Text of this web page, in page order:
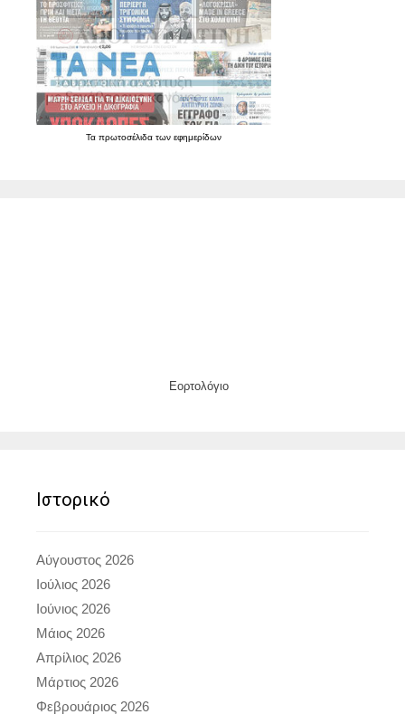
Τα πρωτοσέλιδα των εφημερίδων
Εορτολόγιο
Ιστορικό
Αύγουστος 2026
Ιούλιος 2026
Ιούνιος 2026
Μάιος 2026
Απρίλιος 2026
Μάρτιος 2026
Φεβρουάριος 2026